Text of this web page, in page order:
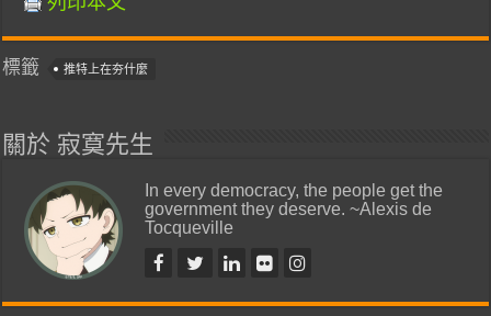
標籤 推特上在夯什麼
關於 寂寞先生
In every democracy, the people get the
government they deserve. ~Alexis de
Tocqueville